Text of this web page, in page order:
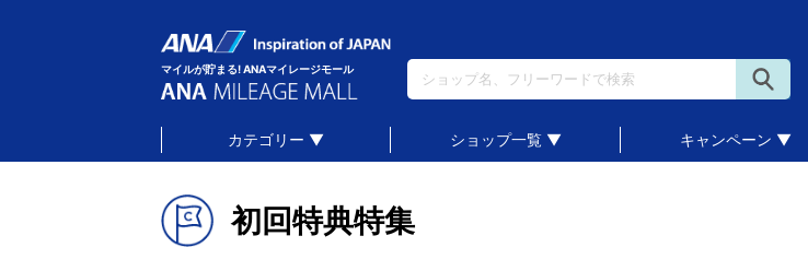
マイルが貯まる! ANAマイレージモール
カテゴリー ▼ ショップ一覧 ▼ キャンペーン ▼
初回特典特集